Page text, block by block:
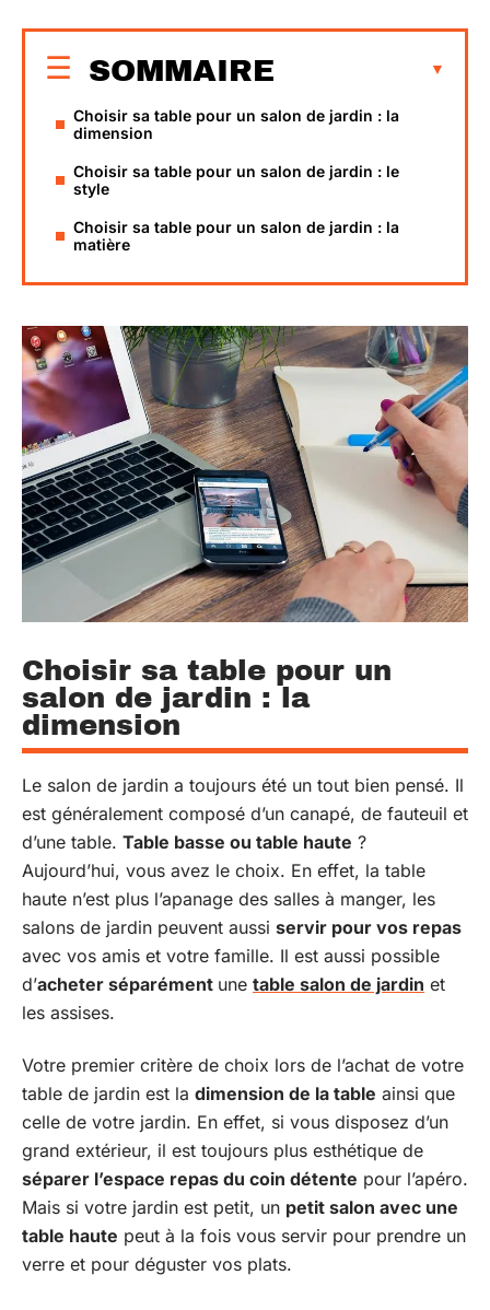
SOMMAIRE
Choisir sa table pour un salon de jardin : la
dimension
Choisir sa table pour un salon de jardin : le
style
Choisir sa table pour un salon de jardin : la
matière
Choisir sa table pour un
salon de jardin : la
dimension
Le salon de jardin a toujours été un tout bien pensé. Il
est généralement composé d’un canapé, de fauteuil et
d’une table. Table basse ou table haute ?
Aujourd’hui, vous avez le choix. En effet, la table
haute n’est plus l’apanage des salles à manger, les
salons de jardin peuvent aussi servir pour vos repas
avec vos amis et votre famille. Il est aussi possible
d’acheter séparément une table salon de jardin et
les assises.
Votre premier critère de choix lors de l’achat de votre
table de jardin est la dimension de la table ainsi que
celle de votre jardin. En effet, si vous disposez d’un
grand extérieur, il est toujours plus esthétique de
séparer l’espace repas du coin détente pour l’apéro.
Mais si votre jardin est petit, un petit salon avec une
table haute peut à la fois vous servir pour prendre un
verre et pour déguster vos plats.